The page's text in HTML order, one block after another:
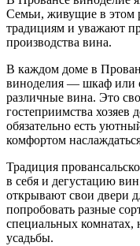
Семьи, живущие в этом
традициям и уважают
производства вина.
В каждом доме в
виноделия — шкаф или
различные вина. Это
гостеприимства хозяев
обязательно есть
комфортом
Традиция
в себя и дегустацию
открывают свои двери
попробовать разные
специальных комнатах,
усадьбы.